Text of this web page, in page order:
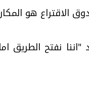
الاقتراع هو
"اننا نفتح